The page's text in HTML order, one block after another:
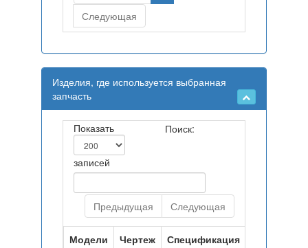
Следующая
Изделия, где используется выбранная
запчасть
Показать
записей
Поиск:
Предыдущая Следующая
Модели Чертеж
Спецификация